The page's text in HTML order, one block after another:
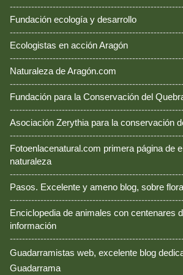
Fundación ecología y desarrollo
Ecologistas en acción Aragón
Naturaleza de Aragón.com
Fundación para la Conservación del
Asociación Zerythia para la conservación
Fotoenlacenatural.com primera página de
naturaleza
Pasos. Excelente y ameno blog, sobre
Enciclopedia de animales con centenares
información
Guadarramistas web, excelente blog
Guadarrama